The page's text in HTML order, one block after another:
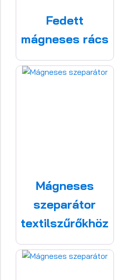
Fedett
mágneses rács
Mágneses
szeparátor
textilszűrőkhöz